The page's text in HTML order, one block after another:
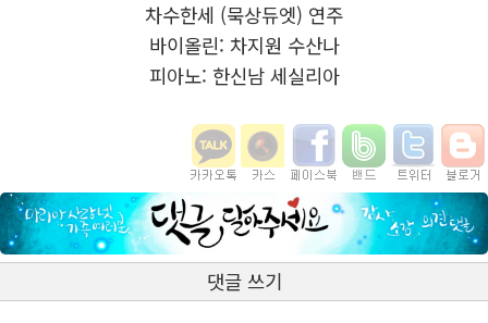
차수한세 (묵상듀엣) 연주
바이올린: 차지원 수산나
피아노: 한신남 세실리아
댓글 쓰기